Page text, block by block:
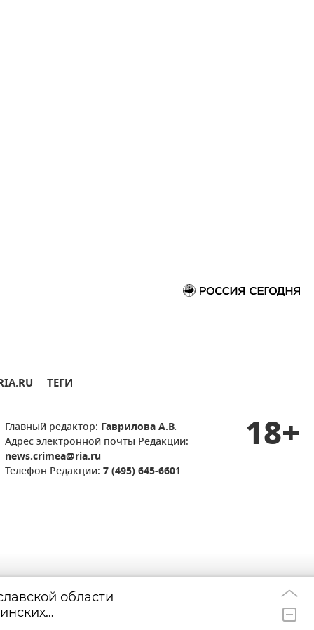
ТЕГИ
Главный редактор: Гаврилова А.В.
Адрес электронной почты Редакции:
news.crimea@ria.ru
Телефон Редакции: 7 (495) 645-6601
18+
области
170 жителей
удалось